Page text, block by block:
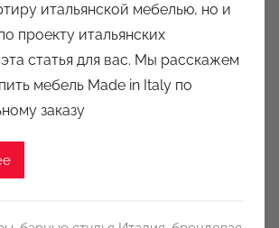
м
a
u
k
c
итальянской мебелью, но и
проекту итальянских
статья для вас. Мы расскажем
мебель Made in Italy по
заказу